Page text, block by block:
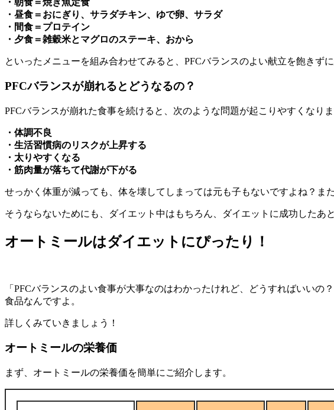
・昼食＝おにぎり、サラダチキン、ゆで卵、サラダ
・間食＝プロテイン
・夕食＝雑穀米とマグロのステーキ、おから
といったメニューを組み合わせてみると、PFCバランスのよい献立を飽きずに
PFCバランスが崩れるとどうなるの？
PFCバランスが崩れた食事を続けると、次のような問題が起こりやすくなりま
・体調不良
・生活習慣病のリスクが上昇する
・太りやすくなる
・筋肉量が落ちて代謝が下がる
せっかく体重が減っても、体を壊してしまっては元も子もないですよね？ま
そうならないためにも、ダイエット中はもちろん、ダイエットに成功したあ
オートミールはダイエットにぴったり！
「PFCバランスのよい食事が大事なのはわかったけれど、どうすればいい
食品なんですよ。
詳しくみていきましょう！
オートミールの栄養価
まず、オートミールの栄養価を簡単にご紹介します。